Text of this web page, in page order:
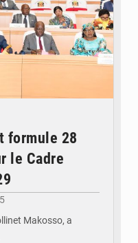
formule 28
le Cadre
Makosso, a